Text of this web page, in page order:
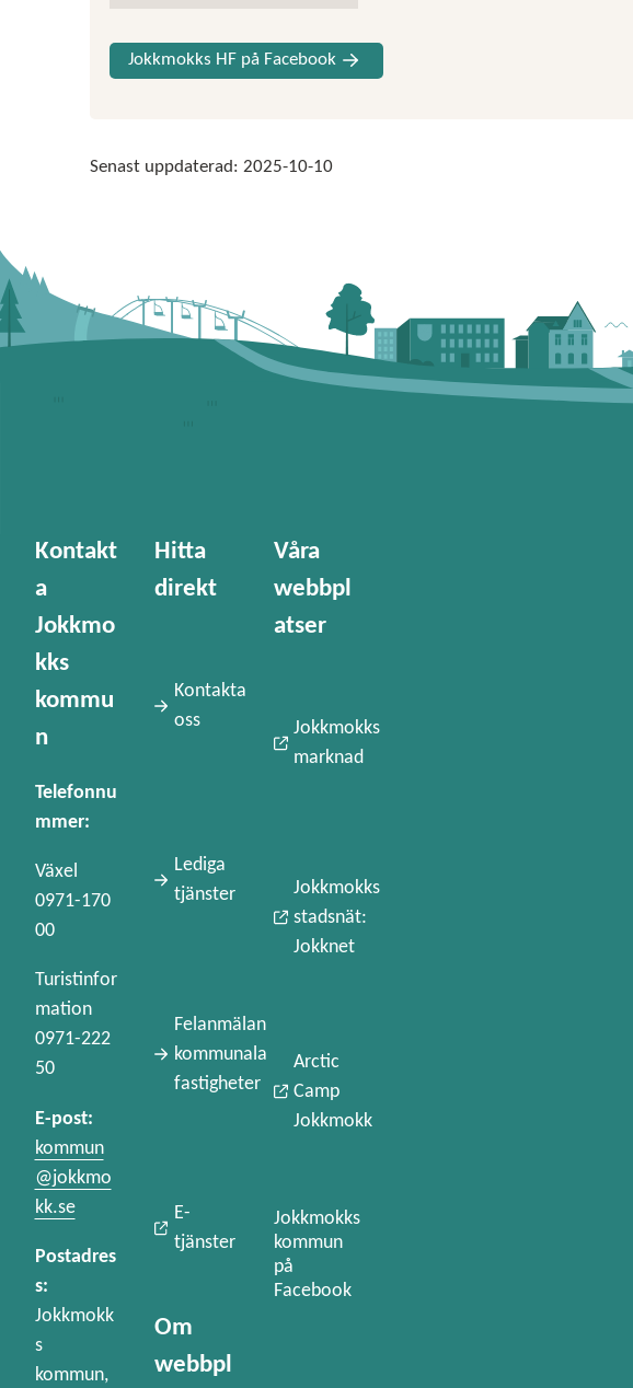
Jokkmokks HF på Facebook
Senast uppdaterad: 2025-10-10
Kontakt
a
Jokkmo
kks
kommu
n
Telefonnu
mmer:
Växel
0971-170
00
Turistinfor
mation
0971-222
50
E-post:
kommun
@jokkmo
kk.se
Postadres
s:
Jokkmokk
s
kommun,
Hitta
direkt
Kontakta
oss
Lediga
tjänster
Felanmälan
kommunala
fastigheter
E-
tjänster
Om
webbpl
Våra
webbpl
atser
Jokkmokks
marknad
Jokkmokks
stadsnät:
Jokknet
Arctic
Camp
Jokkmokk
Jokkmokks
kommun
på
Facebook